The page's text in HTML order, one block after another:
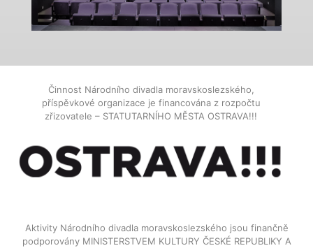
Činnost Národního divadla moravskoslezského,
příspěvkové organizace je financována z rozpočtu
zřizovatele – STATUTARNÍHO MĚSTA OSTRAVA!!!
Aktivity Národního divadla moravskoslezského jsou finančně
podporovány MINISTERSTVEM KULTURY ČESKÉ REPUBLIKY A